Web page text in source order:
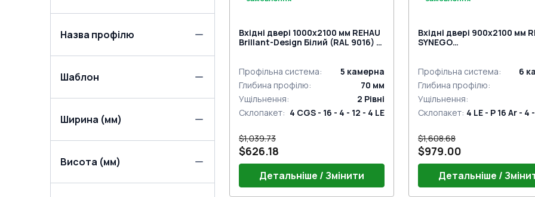
Назва профілю
Шаблон
Ширина (мм)
Висота (мм)
Вхідні двері 1000x2100 мм REHAU
Brillant-Design Білий (RAL 9016) з
Профільна система: 5 камерна
Глибина профілю: 70 мм
Ущільнення: 2 Рівні
Склопакет: 4 CGS - 16 - 4 - 12 - 4 LE
$1,039.73
$626.18
Детальніше / Змінити
Вхідні двері 900x2100 мм
SYNEGO
Профільна система: 6
Глибина профілю:
Ущільнення:
Склопакет: 4 LE - P 16 Ar - 4
$1,608.68
$979.00
Детальніше /